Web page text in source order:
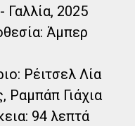
2025
Άμπερ
Ρέιτσελ Λία
Ραμπάπ Γιάχια
94 λεπτά